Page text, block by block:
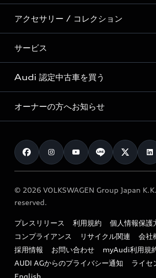
Audi Sport
Formula 1®
デジタルサービス
新車在庫検索
試乗車・展示車検索
見積り依頼
試乗予約
モデル一覧
特別仕様モデル / 限定モデル
e-tronラインアップ
価格シミュレーション
車両比較
カタログ一覧
アクセサリー / コレクション
純正アクセサリー
オンラインショップ
Audi collection
アウディナビアプリ
サービス
サービス入庫予約
サービスプログラム
メンテナンス
車検 / 定期点検
e-tronアフターサポート
myAudi
Audi 認定中古車を買う
Audi認定中古車
クオリティ
保証
メンテナンス
ファイナンス
キャンペーン / イベント
買取査定
オーナーの方へお知らせ
お知らせ
オーナー様向けキャンペーン
特定整備適用車一覧
リサイクル法
よくある質問（FAQ）
© 2026 VOLKSWAGEN Group Japan
reserved.
プレスリリース 利用規約
個人情報保護
コンプライアンス
リサイクル関連
会社
採用情報
お問い合わせ
myAudi利用規
AUDI AGからのプライバシー通知
ライセ
English